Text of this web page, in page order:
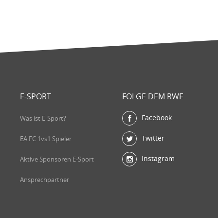
E-SPORT
Was ist E-Sport?
EA FC 1vs1 Spieler
Aktive Sponsoren E-Sport
Ansprechpartner
FOLGE DEM RWE
Facebook
Twitter
Instagram